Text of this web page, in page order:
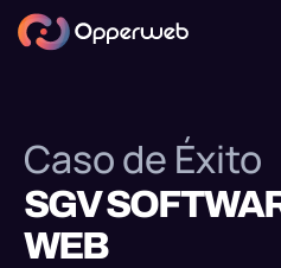
Caso de Éxito
SGV
WEB